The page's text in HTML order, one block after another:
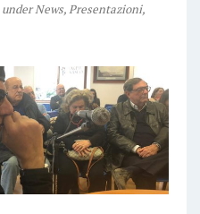
underNews,Presentazioni,